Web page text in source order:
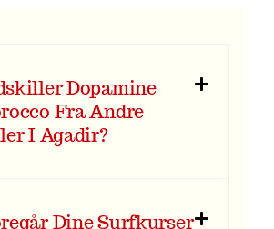
Dopamine
Fra Andre
I Agadir?
Dine Surfkurser